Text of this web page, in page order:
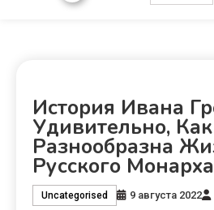
История Ивана
Удивительно, Как
Разнообразна
Русского Монарха
Uncategorised 9 августа 2022